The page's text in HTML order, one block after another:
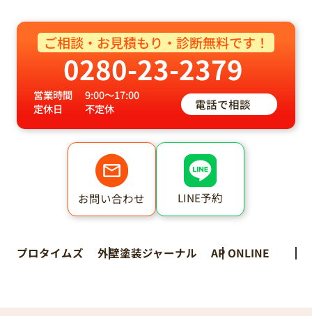
ご相談・お見積もり・診断無料です！
0280-23-2379
営業時間
9:00～17:00
定休日
不定休 電話で相談
お問い合わせ LINE予約
プロタイムズ 外壁塗装ジャーナル AP ONLINE